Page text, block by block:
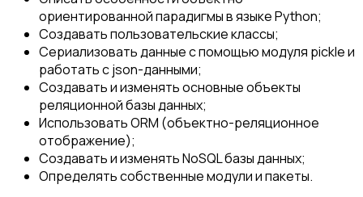
ориентированной парадигмы в языке Python;
Создавать пользовательские классы;
Сериализовать данные с помощью модуля pickle и
работать с json-данными;
Создавать и изменять основные объекты
реляционной базы данных;
Использовать ORM (объектно-реляционное
отображение);
Создавать и изменять NoSQL базы данных;
Определять собственные модули и пакеты.